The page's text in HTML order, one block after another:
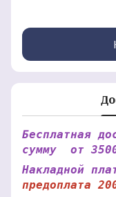
Бесплатная
сумму от
Накладной
предоплата